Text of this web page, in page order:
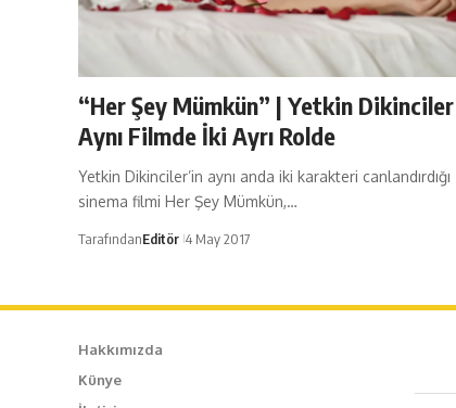
“Her Şey Mümkün” | Yetkin Dikinciler
Aynı Filmde İki Ayrı Rolde
Yetkin Dikinciler’in aynı anda iki karakteri canlandırdığı
sinema filmi Her Şey Mümkün,…
TarafındanEditör 4 May 2017
Hakkımızda
Künye